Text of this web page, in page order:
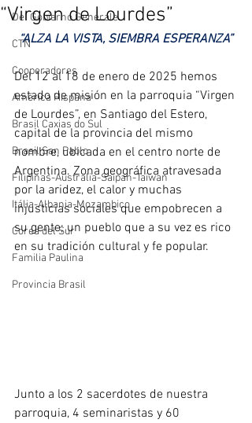
Del Gobierno Generale
CTN
Cooperadores
América Hispana
Brasil Caxias do Sul
Brasil San Pablo
Filipinas-Australia-Saipan-Taiwan
Itália-Albania-Mozambico
Corea del Sur
Familia Paulina
Provincia Brasil
“Virgen de Lourdes”
“ALZA LA VISTA, SIEMBRA ESPERANZA”
Del 12 al 18 de enero de 2025 hemos
estado de misión en la parroquia “Virgen
de Lourdes”, en Santiago del Estero,
capital de la provincia del mismo
nombre, ubicada en el centro norte de
Argentina. Zona geográfica atravesada
por la aridez, el calor y muchas
injusticias sociales que empobrecen a
su gente; un pueblo que a su vez es rico
en su tradición cultural y fe popular.
Junto a los 2 sacerdotes de nuestra
parroquia, 4 seminaristas y 60